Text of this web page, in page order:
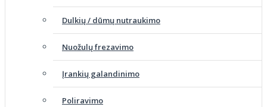
Dulkių / dūmų nutraukimo
Nuožulų frezavimo
Įrankių galandinimo
Poliravimo